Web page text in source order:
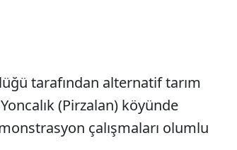
tarafından alternatif tarım
(Pirzalan) köyünde
çalışmaları olumlu